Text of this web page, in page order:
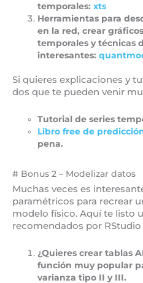
temporales:xts
Herramientas para
en la red, crear
temporales y técnicas
interesantes:
Si quieres explicaciones y
dos que te pueden venir
Tutorial de series
Libro free de
pena.
# Bonus 2 – Modelizar datos
Muchas veces es
paramétricos para recrear
modelo físico. Aquí te listo
recomendados por
¿Quieres crear tablas
función muy popular
varianza tipo II y III.